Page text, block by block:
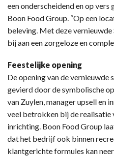
een onderscheidend en op vers
Boon Food Group. “Op een
beleving. Met deze
bij aan een zorgeloze en
Feestelijke opening
De opening van de
gevierd door de symbolische
van Zuylen, manager upsell en
veel betrokken bij de realisatie
inrichting. Boon Food Group
dat het bedrijf ook binnen
klantgerichte formules kan